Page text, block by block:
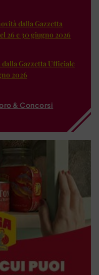
dalla Gazzetta
26 e 30 giugno 2026
Gazzetta Ufficiale
2026
& Concorsi